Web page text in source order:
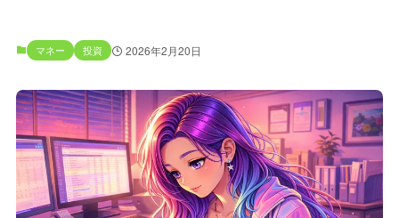
マネー 投資 2026年2月20日